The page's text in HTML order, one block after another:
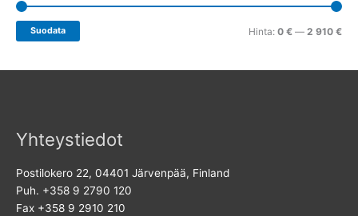
Suodata Hinta: 0 € — 2 910 €
Yhteystiedot
Postilokero 22, 04401 Järvenpää, Finland
Puh. +358 9 2790 120
Fax +358 9 2910 210